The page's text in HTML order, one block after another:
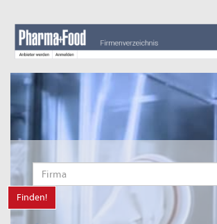
Finden!